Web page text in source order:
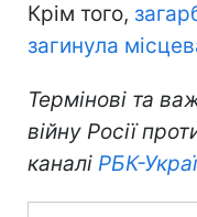
Крім того,
загинула
Термінові та
війну Росії
каналі РБК-